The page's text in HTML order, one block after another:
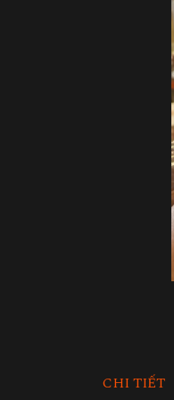
CHI TIẾT